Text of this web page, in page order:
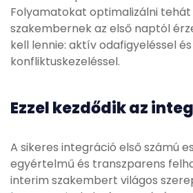
Folyamatokat optimalizálni tehát
szakembernek az első naptól
kell lennie: aktív odafigyeléssel és
konfliktuskezeléssel.
Ezzel kezdődik az
A sikeres integráció első számú
egyértelmű és transzparens
interim szakembert világos